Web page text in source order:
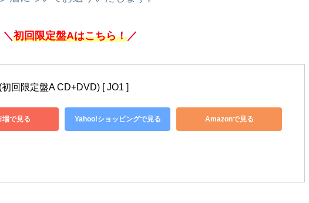
＼ 初回限定盤Aはこちら！／
回限定盤A CD+DVD) [ JO1 ]
場で見る Yahoo!ショッピングで見る Amazonで見る